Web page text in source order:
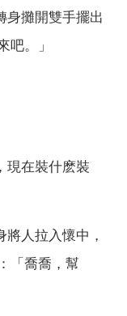
攤開雙手擺出
吧。」
在裝什麽裝
人拉入懷中，
「喬喬，幫